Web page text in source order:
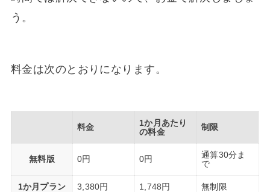
う。
料金は次のとおりになります。
料金
1か月あたり
の料金
制限
無料版 0円 0円
通算30分ま
で
1か月プラン 3,380円 1,748円 無制限